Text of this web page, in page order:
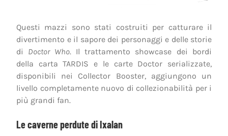
Questi mazzi sono stati costruiti per catturare il
divertimento e il sapore dei personaggi e delle storie
di Doctor Who. Il trattamento showcase dei bordi
della carta TARDIS e le carte Doctor serializzate,
disponibili nei Collector Booster, aggiungono un
livello completamente nuovo di collezionabilità per i
più grandi fan.
Le caverne perdute di Ixalan